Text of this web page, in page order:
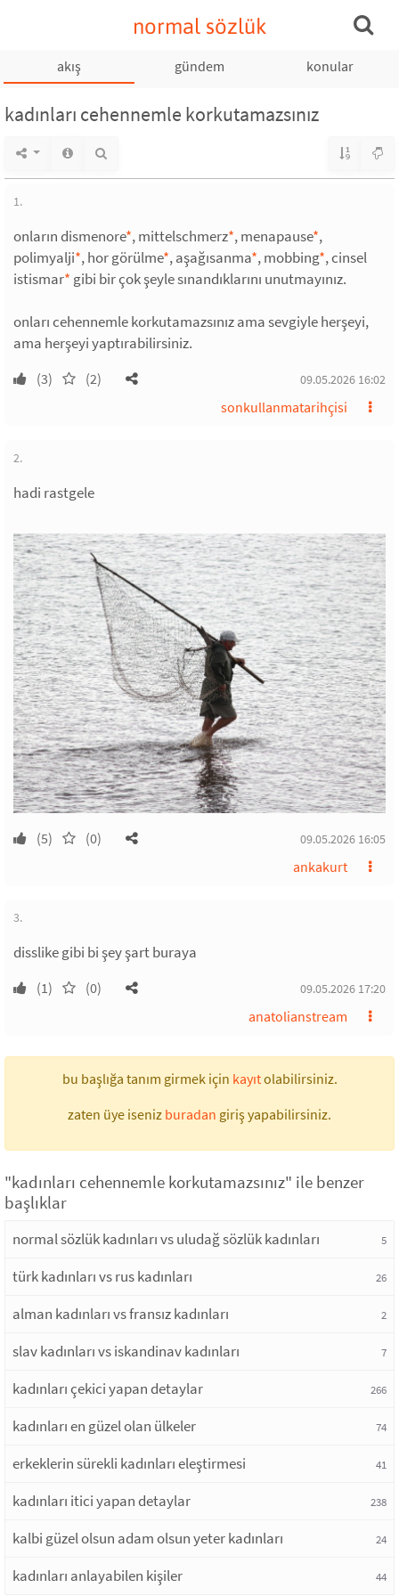
normal sözlük
akış gündem konular
kadınları cehennemle korkutamazsınız
1.
onların dismenore*, mittelschmerz*, menapause*,
polimyalji*, hor görülme*, aşağısanma*, mobbing*, cinsel
istismar* gibi bir çok şeyle sınandıklarını unutmayınız.
onları cehennemle korkutamazsınız ama sevgiyle herşeyi,
ama herşeyi yaptırabilirsiniz.
(3) (2) 09.05.2026 16:02
sonkullanmatarihçisi
2.
hadi rastgele
(5) (0) 09.05.2026 16:05
ankakurt
3.
disslike gibi bi şey şart buraya
(1) (0) 09.05.2026 17:20
anatolianstream
bu başlığa tanım girmek için kayıtolabilirsiniz.
zaten üye iseniz buradan giriş yapabilirsiniz.
"kadınları cehennemle korkutamazsınız" ile benzer
başlıklar
normal sözlük kadınları vs uludağ sözlük kadınları 5
türk kadınları vs rus kadınları 26
alman kadınları vs fransız kadınları 2
slav kadınları vs iskandinav kadınları 7
kadınları çekici yapan detaylar 266
kadınları en güzel olan ülkeler 74
erkeklerin sürekli kadınları eleştirmesi 41
kadınları itici yapan detaylar 238
kalbi güzel olsun adam olsun yeter kadınları 24
kadınları anlayabilen kişiler 44